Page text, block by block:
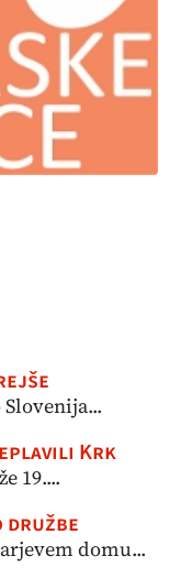
Krk
19....
družbe
domu...